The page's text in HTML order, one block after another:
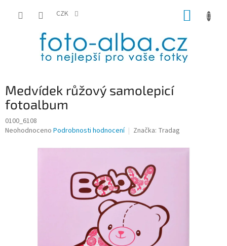
CZK
Medvídek růžový samolepicí
fotoalbum
0100_6108
Průměrné
Neohodnoceno Podrobnosti hodnocení Značka: Tradag